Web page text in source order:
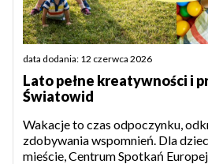
data dodania: 12 czerwca 2026
Lato pełne kreatywności i
Światowid
Wakacje to czas odpoczynku,
zdobywania wspomnień. Dla
mieście, Centrum Spotkań